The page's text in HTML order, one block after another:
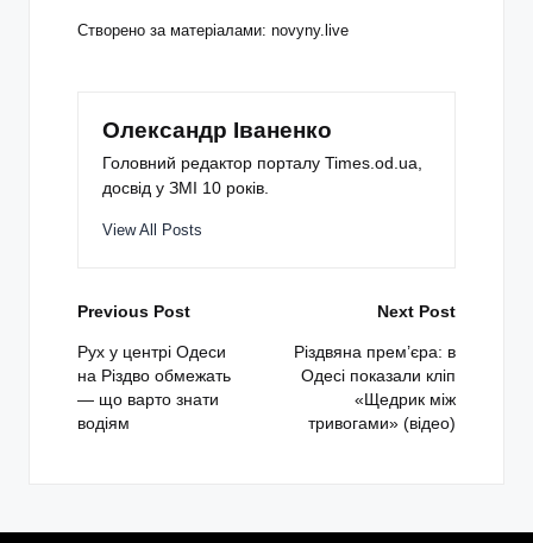
Створено за матеріалами: novyny.live
Олександр Іваненко
Головний редактор порталу Times.od.ua,
досвід у ЗМІ 10 років.
View All Posts
Post
navigation
Previous Post
Рух у центрі Одеси
на Різдво обмежать
— що варто знати
водіям
Next Post
Різдвяна прем’єра: в
Одесі показали кліп
«Щедрик між
тривогами» (відео)